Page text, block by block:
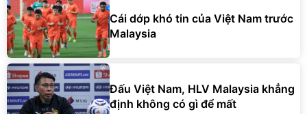
Cái dớp khó tin của Việt Nam trước
Malaysia
Đấu Việt Nam, HLV Malaysia khẳng
định không có gì để mất